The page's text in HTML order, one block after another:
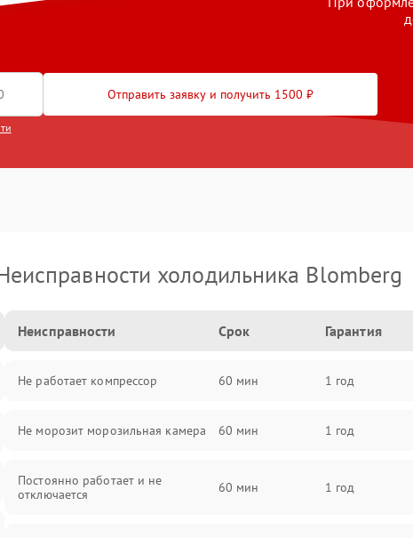
Отправить заявку и получить 1500 ₽
холодильника Blomberg
Неисправности Срок Гарантия
Не работает компрессор 60 мин 1 год
Не морозит морозильная камера 60 мин 1 год
Постоянно работает и не
отключается
60 мин 1 год